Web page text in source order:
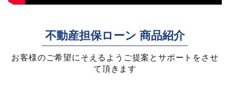
不動産担保ローン 商品紹介
お客様のご希望にそえるようご提案とサポートをさせ
て頂きます